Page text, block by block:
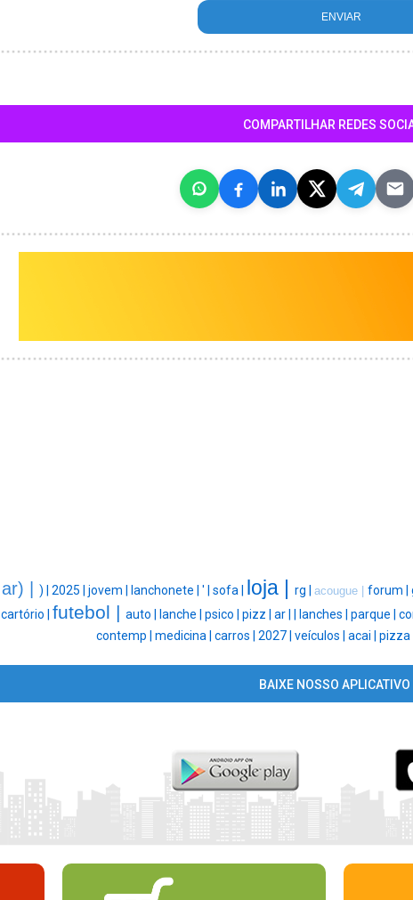
COMPARTILHAR REDES
ar) | ) | 2025 | jovem | lanchonete | ' | sofa | loja | rg | acougue | forum |
cartório | futebol | auto | lanche | psico | pizz | ar | lanches | parque |
contemp | medicina | carros | 2027 | veículos | acai | pizza |
BAIXE NOSSO APLICATIVO